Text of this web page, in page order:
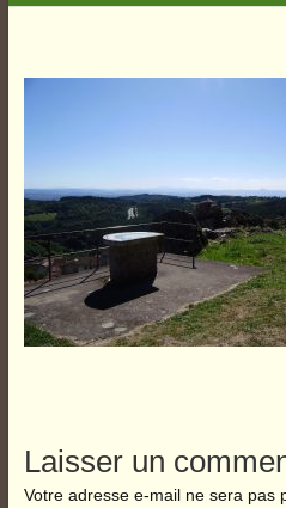
Laisser un
Votre adresse e-mail ne sera pas